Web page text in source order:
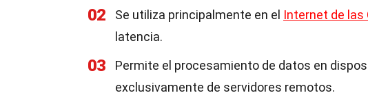
02 Se utiliza principalmente en el Internet de las
latencia.
03
Permite el procesamiento de datos en
exclusivamente de servidores remotos.